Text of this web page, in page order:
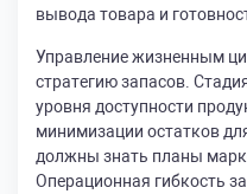
вывода товара и
Управление жизненным
стратегию запасов.
уровня доступности
минимизации остатков
должны знать планы
Операционная гибкость